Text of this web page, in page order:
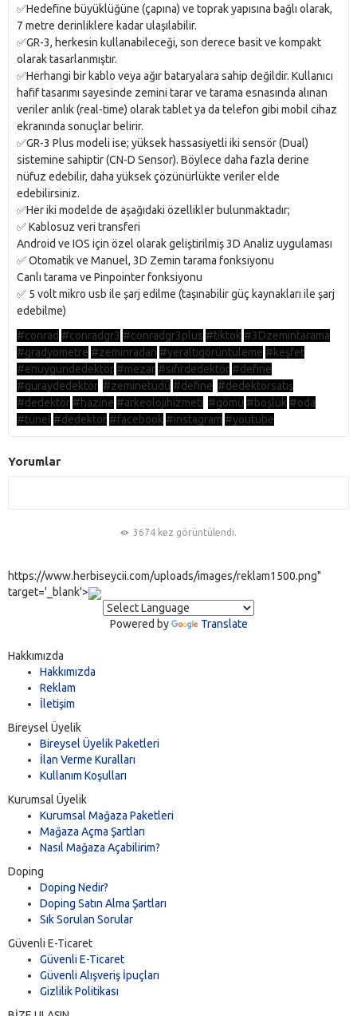
✅Hedefine büyüklüğüne (çapına) ve toprak yapısına bağlı olarak,
7 metre derinliklere kadar ulaşılabilir.
✅GR-3, herkesin kullanabileceği, son derece basit ve kompakt
olarak tasarlanmıştır.
✅Herhangi bir kablo veya ağır bataryalara sahip değildir. Kullanıcı
hafif tasarımı sayesinde zemini tarar ve tarama esnasında alınan
veriler anlık (real-time) olarak tablet ya da telefon gibi mobil cihaz
ekranında sonuçlar belirir.
✅GR-3 Plus modeli ise; yüksek hassasiyetli iki sensör (Dual)
sistemine sahiptir (CN-D Sensor). Böylece daha fazla derine
nüfuz edebilir, daha yüksek çözünürlükte veriler elde
edebilirsiniz.
✅Her iki modelde de aşağıdaki özellikler bulunmaktadır;
✅ Kablosuz veri transferi
Android ve IOS için özel olarak geliştirilmiş 3D Analiz uygulaması
✅ Otomatik ve Manuel, 3D Zemin tarama fonksiyonu
Canlı tarama ve Pinpointer fonksiyonu
✅ 5 volt mikro usb ile şarj edilme (taşınabilir güç kaynakları ile şarj
edebilme)
#conrad #conradgr3 #conradgr3plus #tiktok #3Dzemintarama
#gradyometre #zeminradarı #yeraltıgörüntüleme #keşfet
#enuygundedektör #mezar #sıfırdedektör #define
#güraydedektör #zeminetüdü #define #dedektörsatış
#dedektör #hazine #arkeolojihizmeti #gömü #boşluk #oda
#tünel #dedektor #facebook #instagram #youtube
Yorumlar
3674 kez görüntülendi.
https://www.herbiseycii.com/uploads/images/reklam1500.png"
target='_blank'>
Powered by Translate
Hakkımızda
Hakkımızda
Reklam
İletişim
Bireysel Üyelik
Bireysel Üyelik Paketleri
İlan Verme Kuralları
Kullanım Koşulları
Kurumsal Üyelik
Kurumsal Mağaza Paketleri
Mağaza Açma Şartları
Nasıl Mağaza Açabilirim?
Doping
Doping Nedir?
Doping Satın Alma Şartları
Sık Sorulan Sorular
Güvenli E-Ticaret
Güvenli E-Ticaret
Güvenli Alışveriş İpuçları
Gizlilik Politikası